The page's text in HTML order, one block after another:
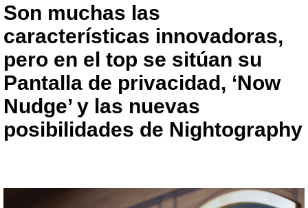
Son muchas las
características innovadoras,
pero en el top se sitúan su
Pantalla de privacidad, ‘Now
Nudge’ y las nuevas
posibilidades de Nightography